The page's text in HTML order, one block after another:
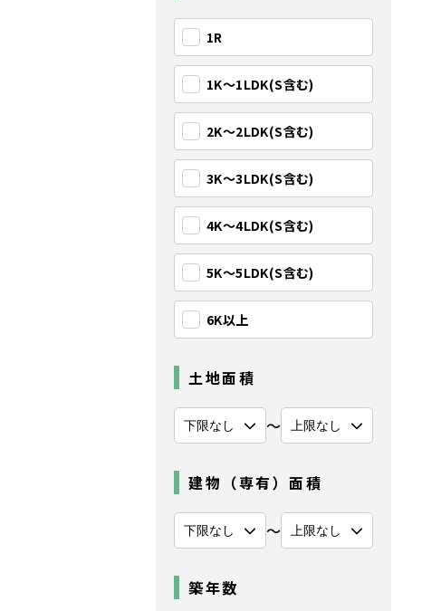
1R
1K〜1LDK(S含む)
2K〜2LDK(S含む)
3K〜3LDK(S含む)
4K〜4LDK(S含む)
5K〜5LDK(S含む)
6K以上
土地面積
〜
建物（専有）面積
〜
築年数